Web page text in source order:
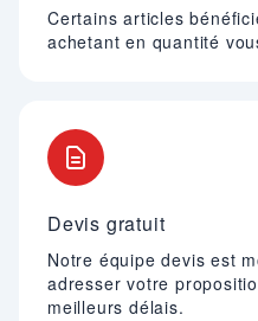
Certains articles
achetant en quantité
Devis gratuit
Notre équipe devis est
adresser votre
meilleurs délais.